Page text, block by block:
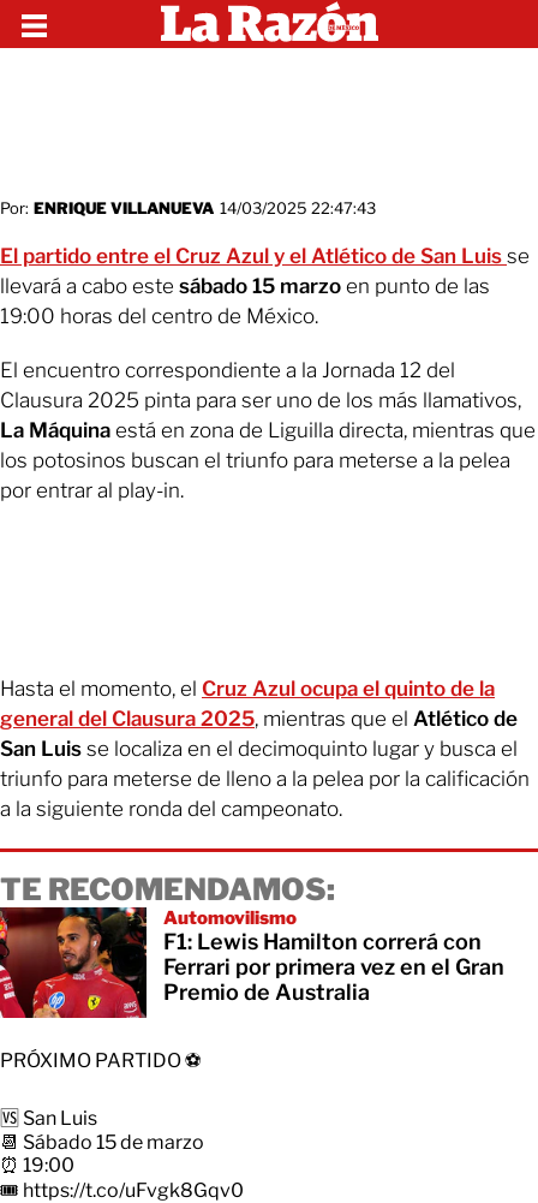
Por: ENRIQUE VILLANUEVA 14/03/2025 22:47:43
El partido entre el Cruz Azul y el Atlético de San Luis se
llevará a cabo este sábado 15 marzo en punto de las
19:00 horas del centro de México.
El encuentro correspondiente a la Jornada 12 del
Clausura 2025 pinta para ser uno de los más llamativos,
La Máquina está en zona de Liguilla directa, mientras que
los potosinos buscan el triunfo para meterse a la pelea
por entrar al play-in.
Hasta el momento, el Cruz Azul ocupa el quinto de la
general del Clausura 2025, mientras que el Atlético de
San Luis se localiza en el decimoquinto lugar y busca el
triunfo para meterse de lleno a la pelea por la calificación
a la siguiente ronda del campeonato.
TE RECOMENDAMOS:
Automovilismo
F1: Lewis Hamilton correrá con
Ferrari por primera vez en el Gran
Premio de Australia
PRÓXIMO PARTIDO ⚽️
🆚 San Luis
📆 Sábado 15 de marzo
⏰ 19:00
🎟️ https://t.co/uFvgk8Gqv0